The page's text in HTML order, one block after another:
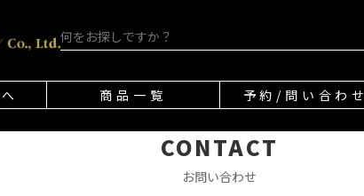
商品一覧 予約/問い合わせ
CONTACT
お問い合わせ